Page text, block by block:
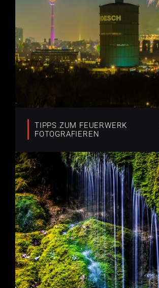
TIPPS ZUM FEUERWERK
FOTOGRAFIEREN